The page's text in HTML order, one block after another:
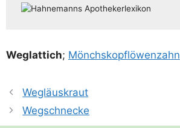
Weg­lat­tich; Mönchs­kopf­lö­wen­zahn
Wegläuskraut
Wegschnecke